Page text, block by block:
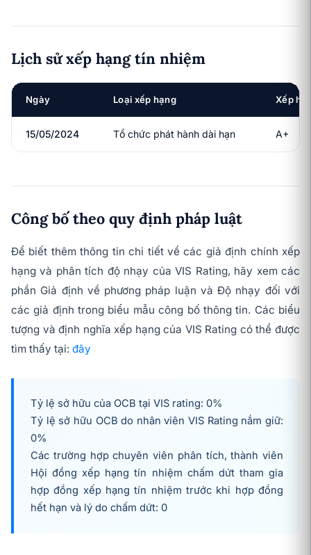
Lịch sử xếp hạng tín nhiệm
Ngày Loại xếp hạng Xếp
15/05/2024 Tổ chức phát hành dài hạn A+
Công bố theo quy định pháp luật
Để biết thêm thông tin chi tiết về các giả định chính xếp
hạng và phân tích độ nhạy của VIS Rating, hãy xem các
phần Giả định về phương pháp luận và Độ nhạy đối với
các giả định trong biểu mẫu công bố thông tin. Các biểu
tượng và định nghĩa xếp hạng của VIS Rating có thể được
tìm thấy tại: đây
Tỷ lệ sở hữu của OCB tại VIS rating: 0%
Tỷ lệ sở hữu OCB do nhân viên VIS Rating nắm giữ:
0%
Các trường hợp chuyên viên phân tích, thành viên
Hội đồng xếp hạng tín nhiệm chấm dứt tham gia
hợp đồng xếp hạng tín nhiệm trước khi hợp đồng
hết hạn và lý do chấm dứt: 0